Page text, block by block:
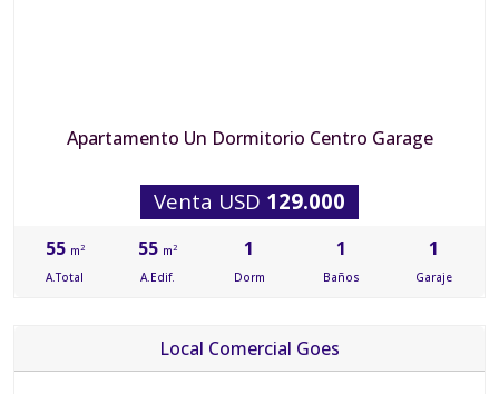
Apartamento Un Dormitorio Centro Garage
Venta USD 129.000
55 m2
A.Total
55 m2
A.Edif.
1
Dorm
1
Baños
1
Garaje
Local Comercial Goes